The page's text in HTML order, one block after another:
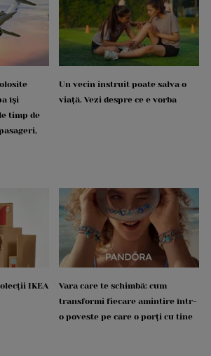
își
timp de
Un vecin instruit poate salva o
viață. Vezi despre ce e vorba
IKEA
Vara care te schimbă: cum
transformi fiecare amintire într-
o poveste pe care o porți cu tine